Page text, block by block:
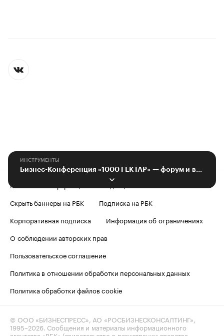
ИНСТРУМЕНТЫ
Бизнес-Конференция «1000 ГЕКТАР» — форум и выставка
Контактная информация
Скрыть баннеры на РБК
Подписка на РБК
Корпоративная подписка
Информация об ограничениях
О соблюдении авторских прав
Пользовательское соглашение
Политика в отношении обработки персональных данных
Политика обработки файлов cookie
© ООО «БИЗНЕСПРЕСС», АО «РОСБИЗНЕСКОНСАЛТИНГ»,
1995–2026. Сообщения и материалы информационного